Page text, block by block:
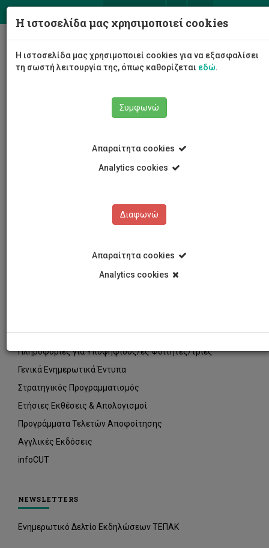
Οδηγίες για νέους/ες φοιτητές/τριες
Πληροφορίες για Υποψήφιους/ες Φοιτητές/τριες
Γενικά Ενημερωτικά Έντυπα
Στρατηγικός Προγραμματισμός
Ετήσιες Εκθέσεις & Απολογισμοί
Προγράμματα Τελετών Αποφοίτησης
Αγγλικές Εκδόσεις
infoCUT
NEWSLETTERS
Ενημερωτικό Δελτίο Εκδηλώσεων ΤΕΠΑΚ
Η ιστοσελίδα μας χρησιμοποιεί cookies
Η ιστοσελίδα μας χρησιμοποιεί cookies για να εξασφαλίσει
τη σωστή λειτουργία της, όπως καθορίζεται εδώ.
Συμφωνώ
Απαραίτητα cookies
Analytics cookies
Διαφωνώ
Απαραίτητα cookies
Analytics cookies